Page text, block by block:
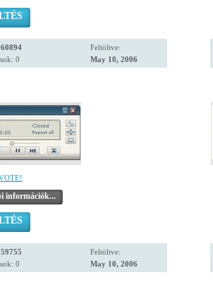
60894
0
Feltöltve:
May 10, 2006
információk...
59755
0
Feltöltve:
May 10, 2006